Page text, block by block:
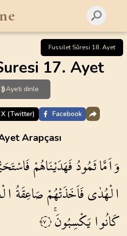
Fussilet Sûresi 18. Ayet
17. Ayet
Ayeti dinle
X (Twitter) Facebook
Arapçası
وَاَمَّاثَمُودُفَهَدَيْنَاهُمْ
الْهُدٰىفَاَخَذَتْهُمْصَاعِقَةُ
كَانُوايَكْسِبُونَۚ ١٧